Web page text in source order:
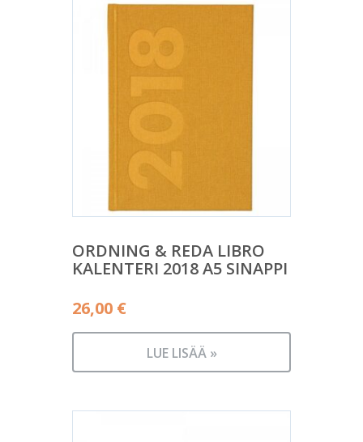
ORDNING & REDA LIBRO
KALENTERI 2018 A5 SINAPPI
26,00 €
LUE LISÄÄ »